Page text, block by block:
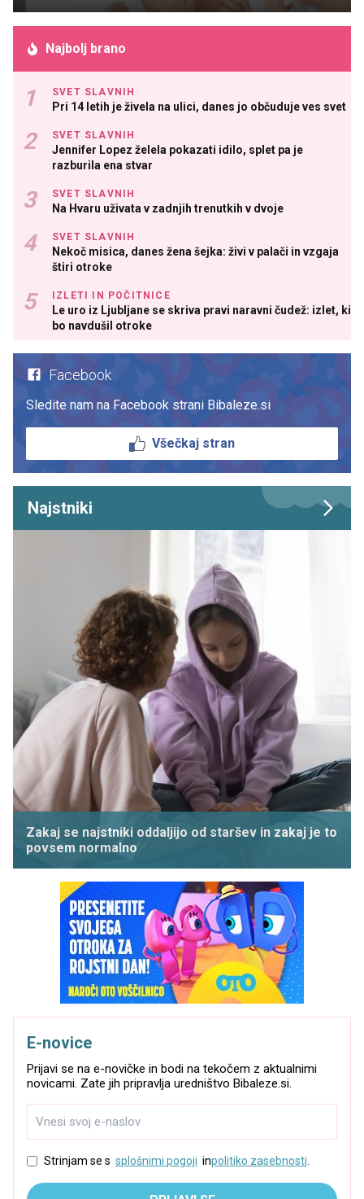
Najbolj brano
SVET SLAVNIH
Pri 14 letih je živela na ulici, danes jo občuduje ves svet
SVET SLAVNIH
Jennifer Lopez želela pokazati idilo, splet pa je
razburila ena stvar
SVET SLAVNIH
Na Hvaru uživata v zadnjih trenutkih v dvoje
SVET SLAVNIH
Nekoč misica, danes žena šejka: živi v palači in vzgaja
štiri otroke
IZLETI IN POČITNICE
Le uro iz Ljubljane se skriva pravi naravni čudež: izlet, ki
bo navdušil otroke
Facebook
Sledite nam na Facebook strani Bibaleze.si
Všečkaj stran
Najstniki
Zakaj se najstniki oddaljijo od staršev in zakaj je to
povsem normalno
E-novice
Prijavi se na e-novičke in bodi na tekočem z aktualnimi
novicami. Zate jih pripravlja uredništvo Bibaleze.si.
Strinjam se s splošnimi pogoji inpolitiko zasebnosti